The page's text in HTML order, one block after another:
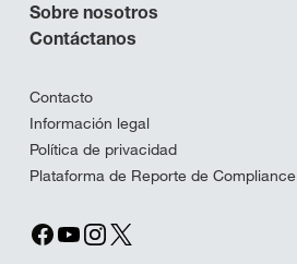
Sobre nosotros
Contáctanos
Contacto
Información legal
Política de privacidad
Plataforma de Reporte de Compliance